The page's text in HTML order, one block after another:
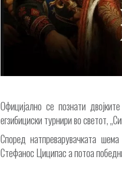
Официјално се познати
егзибициски турнири во светот,
Според натпреварувачката
Стефанос Циципас а потоа